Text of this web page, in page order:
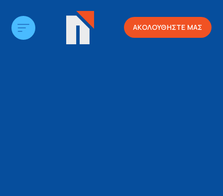
ΑΚΟΛΟΥΘΗΣΤΕ ΜΑΣ